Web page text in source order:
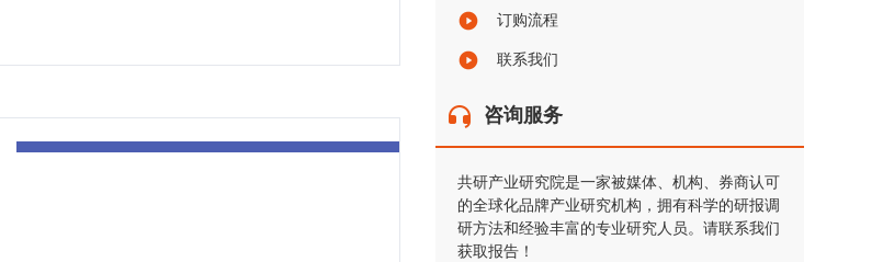
订购流程
联系我们
咨询服务
共研产业研究院是一家被媒体、机构、券商认可
的全球化品牌产业研究机构，拥有科学的研报调
研方法和经验丰富的专业研究人员。请联系我们
获取报告！